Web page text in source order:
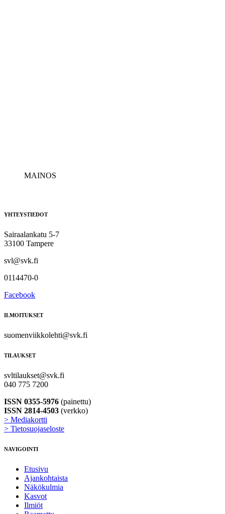
MAINOS
YHTEYSTIEDOT
Sairaalankatu 5-7
33100 Tampere
svl@svk.fi
0114470-0
Facebook
ILMOITUKSET
suomenviikkolehti@svk.fi
TILAUKSET
svltilaukset@svk.fi
040 775 7200
ISSN 0355-5976 (painettu)
ISSN 2814-4503 (verkko)
> Mediakortti
> Tietosuojaseloste
NAVIGOINTI
Etusivu
Ajankohtaista
Näkökulmia
Kasvot
Ilmiöt